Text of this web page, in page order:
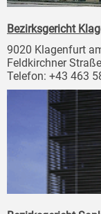
Bezirksgericht
9020 Klagenfurt
Feldkirchner
Telefon: +43 463